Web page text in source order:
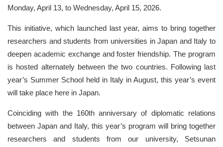
Monday, April 13, to Wednesday, April 15, 2026.
This initiative, which launched last year, aims to bring together
researchers and students from universities in Japan and Italy to
deepen academic exchange and foster friendship. The program
is hosted alternately between the two countries. Following last
year’s Summer School held in Italy in August, this year’s event
will take place here in Japan.
Coinciding with the 160th anniversary of diplomatic relations
between Japan and Italy, this year’s program will bring together
researchers and students from our university, Setsunan